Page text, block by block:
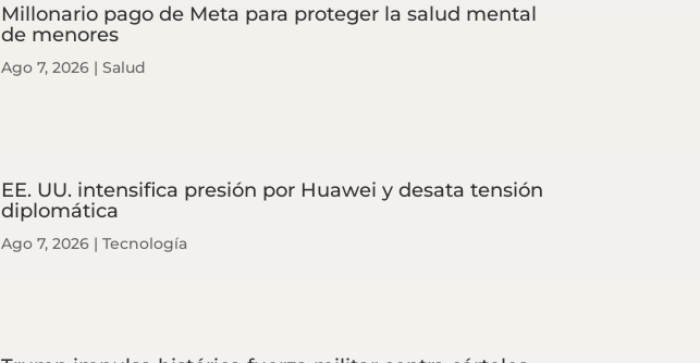
Millonario pago de Meta para proteger la salud mental
de menores
Ago 7, 2026| Salud
EE. UU. intensifica presión por Huawei y desata tensión
diplomática
Ago 7, 2026| Tecnología